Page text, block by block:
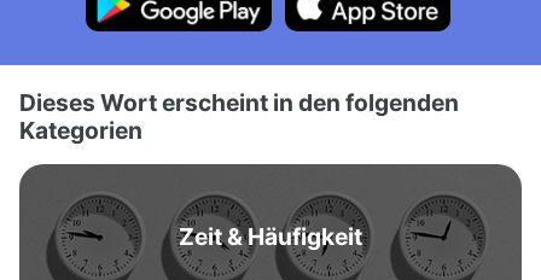
Dieses Wort erscheint in den folgenden
Kategorien
Zeit & Häufigkeit